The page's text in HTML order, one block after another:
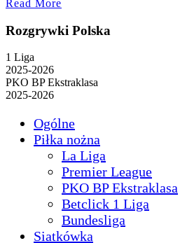
Read More
Rozgrywki Polska
1 Liga
2025-2026
PKO BP Ekstraklasa
2025-2026
Ogólne
Piłka nożna
La Liga
Premier League
PKO BP Ekstraklasa
Betclick 1 Liga
Bundesliga
Siatkówka